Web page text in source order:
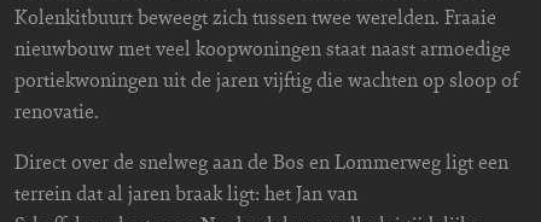
Kolenkitbuurt beweegt zich tussen twee werelden. Fraaie
nieuwbouw met veel koopwoningen staat naast armoedige
portiekwoningen uit de jaren vijftig die wachten op sloop of
renovatie.
Direct over de snelweg aan de Bos en Lommerweg ligt een
terrein dat al jaren braak ligt: het Jan van